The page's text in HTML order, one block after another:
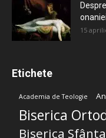
15
Etichete
Academia de Teologie
Biserica
Biserica